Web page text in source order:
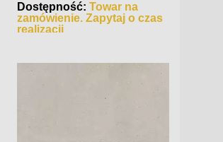
Dostępność: Towar w
magazynie. Wysyłka 2-3 dni.